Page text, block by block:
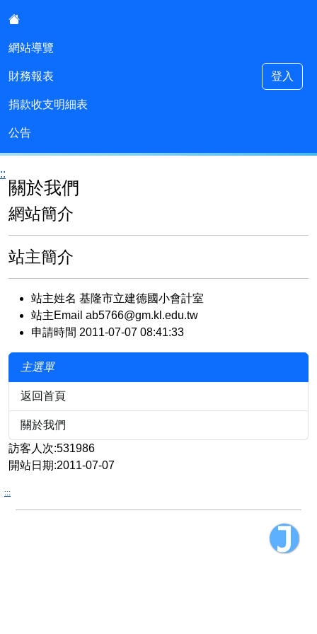
網站導覽
財務報表
捐款收支明細表
公告
登入
關於我們
網站簡介
站主簡介
站主姓名 基隆市立建德國小會計室
站主Email ab5766@gm.kl.edu.tw
申請時間 2011-07-07 08:41:33
主選單
返回首頁
關於我們
訪客人次:531986
開站日期:2011-07-07
:::